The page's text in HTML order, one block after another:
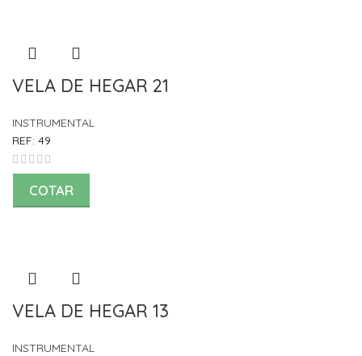
VELA DE HEGAR 21
INSTRUMENTAL
REF: 49
COTAR
VELA DE HEGAR 13
INSTRUMENTAL